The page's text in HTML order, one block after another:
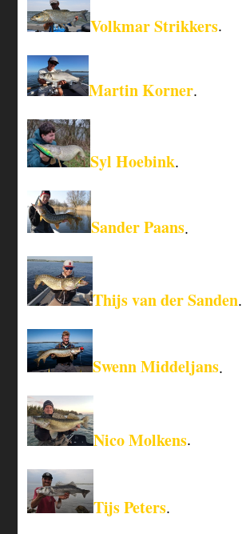
Volkmar Strikkers.
Martin Korner.
Syl Hoebink.
Sander Paans.
Thijs van der Sanden.
Swenn Middeljans.
Nico Molkens.
Tijs Peters.